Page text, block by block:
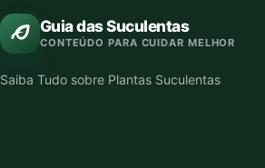
Guia das Suculentas
CONTEÚDO PARA CUIDAR MELHOR
Saiba Tudo sobre Plantas Suculentas